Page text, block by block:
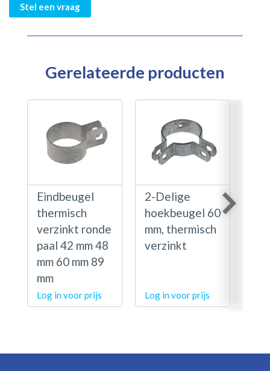
Stel een vraag
Gerelateerde producten
Eindbeugel
thermisch
verzinkt ronde
paal 42 mm 48
mm 60 mm 89
mm
Log in voor prijs
2-Delige
hoekbeugel 60
mm, thermisch
verzinkt
Log in voor prijs